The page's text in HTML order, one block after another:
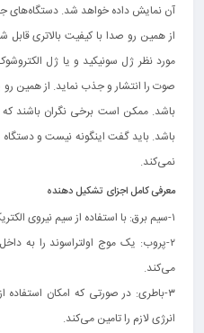
آن نمایش داده خواهد شد‌. دستگاه‌های
از همین رو صدا با کیفیت بالاتری
مورد نظر ژل سونیکید و یا ژل
صوت را انتشار و جذب نماید. از همین
باشد. ممکن است برخی نگران باشند
باشد. باید گفت اینگونه نیست و
نمی‌کند.
معرفی کامل اجزای تشکیل دهنده
۱-سیم برق: با استفاده از سیم نیروی الکتریکی از طریق برق شهر تامین می‌گردد.
۲-پروب: یک موج اولتراسوند را به
می‌کند.
۳-باطری: در صورتی که امکان
انرژی لازم را تامین می‌کند.